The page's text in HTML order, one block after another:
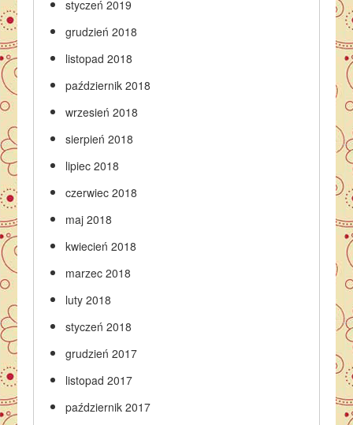
styczeń 2019
grudzień 2018
listopad 2018
październik 2018
wrzesień 2018
sierpień 2018
lipiec 2018
czerwiec 2018
maj 2018
kwiecień 2018
marzec 2018
luty 2018
styczeń 2018
grudzień 2017
listopad 2017
październik 2017